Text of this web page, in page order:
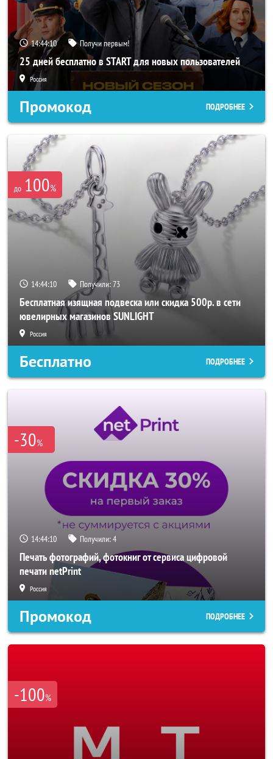
14:44:08 Получи первым!
25 дней бесплатно в START для новых пользователей
Россия
Промокод ПОДРОБНЕЕ
до 100%
14:44:08 Получили:73
Бесплатная изящная подвеска или скидка 500р. в сети
ювелирных магазинов SUNLIGHT
Россия
Бесплатно ПОДРОБНЕЕ
-30%
14:44:08 Получили:4
Печать фотографий, фотокниг от сервиса цифровой
печати netPrint
Россия
Промокод ПОДРОБНЕЕ
-100%